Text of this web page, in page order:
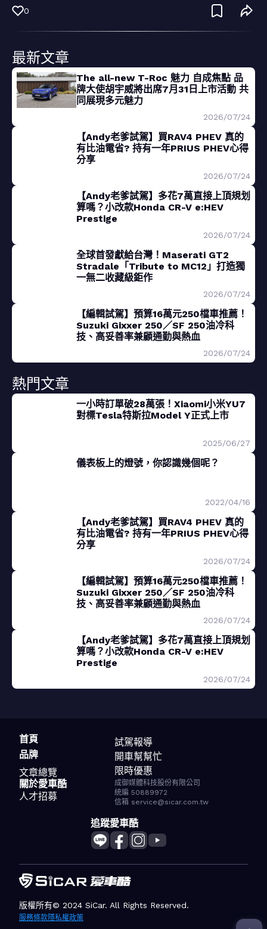
0
最新文章
The all-new T-Roc 魅力 自成焦點 品
牌大使胡宇威將出席7月31日上市活動 共
同展現多元魅力
2026/07/24
【Andy老爹試駕】買RAV4 PHEV 真的
有比油電省? 持有一年PRIUS PHEV心得
分享
2026/07/24
【Andy老爹試駕】多花7萬直接上頂規划
算嗎？小改款Honda CR-V e:HEV
Prestige
2026/07/24
全球首發獻給台灣！Maserati GT2
Stradale「Tribute to MC12」打造獨
一無二收藏級鉅作
2026/07/24
【編輯試駕】預算16萬元250檔車推薦！
Suzuki Gixxer 250／SF 250油冷科
技、高妥善率兼顧通勤與熱血
2026/07/24
熱門文章
一小時訂單破28萬張！Xiaomi小米YU7
對標Tesla特斯拉Model Y正式上市
2025/06/27
儀表板上的燈號，你認識幾個呢？
2022/04/16
【Andy老爹試駕】買RAV4 PHEV 真的
有比油電省? 持有一年PRIUS PHEV心得
分享
2026/07/24
【編輯試駕】預算16萬元250檔車推薦！
Suzuki Gixxer 250／SF 250油冷科
技、高妥善率兼顧通勤與熱血
2026/07/24
【Andy老爹試駕】多花7萬直接上頂規划
算嗎？小改款Honda CR-V e:HEV
Prestige
2026/07/24
首頁
品牌
文章總覽
試駕報導
開車幫幫忙
限時優惠
關於愛車酷
人才招募
成御媒體科技股份有限公司
統編 50889972
信箱 service@sicar.com.tw
追蹤愛車酷
版權所有© 2024 SiCar. All Rights Reserved.
服務條款隱私權政策